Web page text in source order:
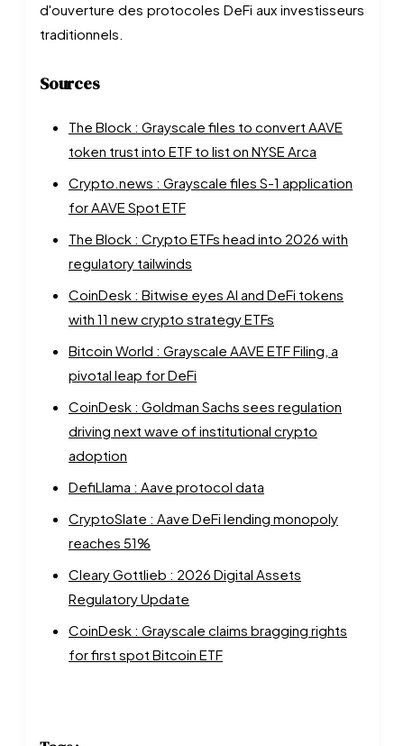
d'ouverture des protocoles DeFi aux investisseurs
traditionnels.
Sources
The Block : Grayscale files to convert AAVE
token trust into ETF to list on NYSE Arca
Crypto.news : Grayscale files S-1 application
for AAVE Spot ETF
The Block : Crypto ETFs head into 2026 with
regulatory tailwinds
CoinDesk : Bitwise eyes AI and DeFi tokens
with 11 new crypto strategy ETFs
Bitcoin World : Grayscale AAVE ETF Filing, a
pivotal leap for DeFi
CoinDesk : Goldman Sachs sees regulation
driving next wave of institutional crypto
adoption
DefiLlama : Aave protocol data
CryptoSlate : Aave DeFi lending monopoly
reaches 51%
Cleary Gottlieb : 2026 Digital Assets
Regulatory Update
CoinDesk : Grayscale claims bragging rights
for first spot Bitcoin ETF